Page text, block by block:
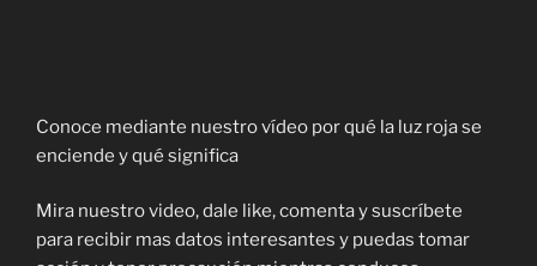
Conoce mediante nuestro vídeo por qué la luz roja se
enciende y qué significa
Mira nuestro video, dale like, comenta y suscríbete
para recibir mas datos interesantes y puedas tomar